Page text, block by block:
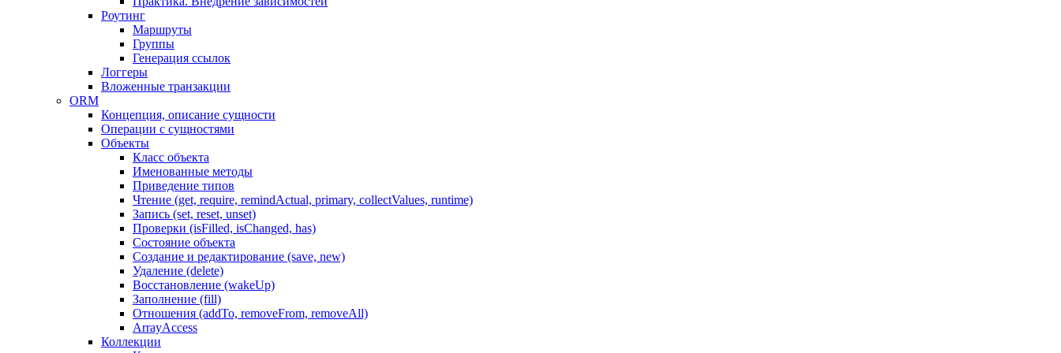
Роутинг
Маршруты
Группы
Генерация ссылок
Логгеры
Вложенные транзакции
ORM
Концепция, описание сущности
Операции с сущностями
Объекты
Класс объекта
Именованные методы
Приведение типов
Чтение (get, require, remindActual, primary, collectValues, runtime)
Запись (set, reset, unset)
Проверки (isFilled, isChanged, has)
Состояние объекта
Создание и редактирование (save, new)
Удаление (delete)
Восстановление (wakeUp)
Заполнение (fill)
Отношения (addTo, removeFrom, removeAll)
ArrayAccess
Коллекции